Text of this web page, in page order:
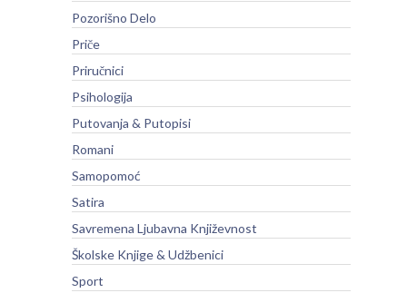
Pozorišno Delo
Priče
Priručnici
Psihologija
Putovanja & Putopisi
Romani
Samopomoć
Satira
Savremena Ljubavna Književnost
Školske Knjige & Udžbenici
Sport